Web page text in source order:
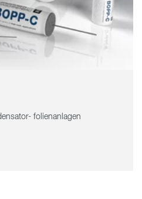
folienanlagen